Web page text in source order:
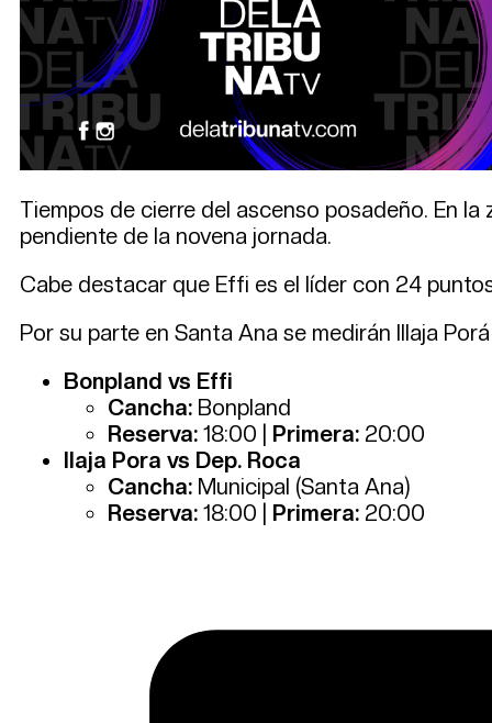
Tiempos de cierre del ascenso posadeño. En
pendiente de la novena jornada.
Cabe destacar que Effi es el líder con 24
Por su parte en Santa Ana se medirán Illaja
Bonpland vs Effi
Cancha: Bonpland
Reserva: 18:00 | Primera: 20:00
Ilaja Pora vs Dep. Roca
Cancha: Municipal (Santa Ana)
Reserva: 18:00 | Primera: 20:00